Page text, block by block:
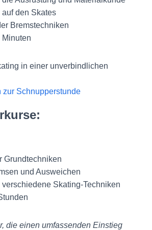
auf den Skates
Bremstechniken
Minuten
in einer unverbindlichen
zur Schnupperstunde
Grundtechniken
und Ausweichen
verschiedene Skating-Techniken
die einen umfassenden Einstieg